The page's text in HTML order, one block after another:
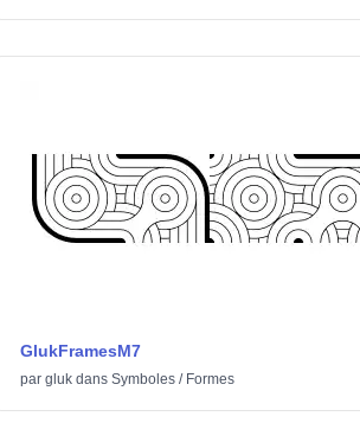
GlukFramesM7
par gluk dans Symboles / Formes